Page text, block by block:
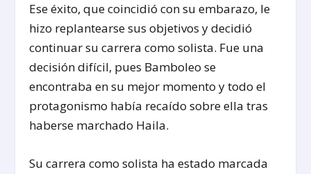
Ese éxito, que coincidió con su embarazo, le
hizo replantearse sus objetivos y decidió
continuar su carrera como solista. Fue una
decisión difícil, pues Bamboleo se
encontraba en su mejor momento y todo el
protagonismo había recaído sobre ella tras
haberse marchado Haila.
Su carrera como solista ha estado marcada